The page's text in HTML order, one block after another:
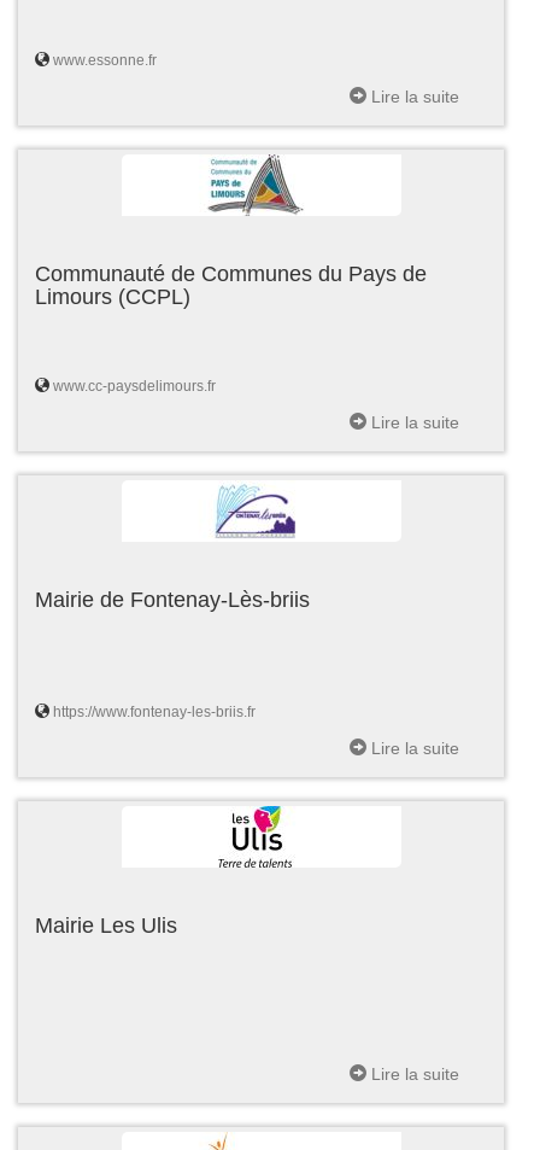
www.essonne.fr
Lire la suite
Communauté de Communes du Pays de
Limours (CCPL)
www.cc-paysdelimours.fr
Lire la suite
Mairie de Fontenay-Lès-briis
https://www.fontenay-les-briis.fr
Lire la suite
Mairie Les Ulis
Lire la suite